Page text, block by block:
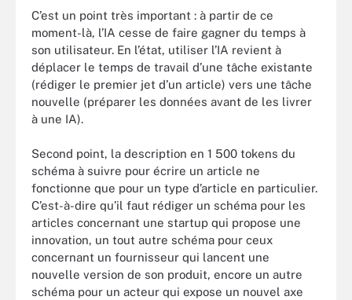
C’est un point très important : à partir de ce
moment-là, l’IA cesse de faire gagner du temps à
son utilisateur. En l’état, utiliser l’IA revient à
déplacer le temps de travail d’une tâche existante
(rédiger le premier jet d’un article) vers une tâche
nouvelle (préparer les données avant de les livrer
à une IA).
Second point, la description en 1 500 tokens du
schéma à suivre pour écrire un article ne
fonctionne que pour un type d’article en particulier.
C’est-à-dire qu’il faut rédiger un schéma pour les
articles concernant une startup qui propose une
innovation, un tout autre schéma pour ceux
concernant un fournisseur qui lancent une
nouvelle version de son produit, encore un autre
schéma pour un acteur qui expose un nouvel axe